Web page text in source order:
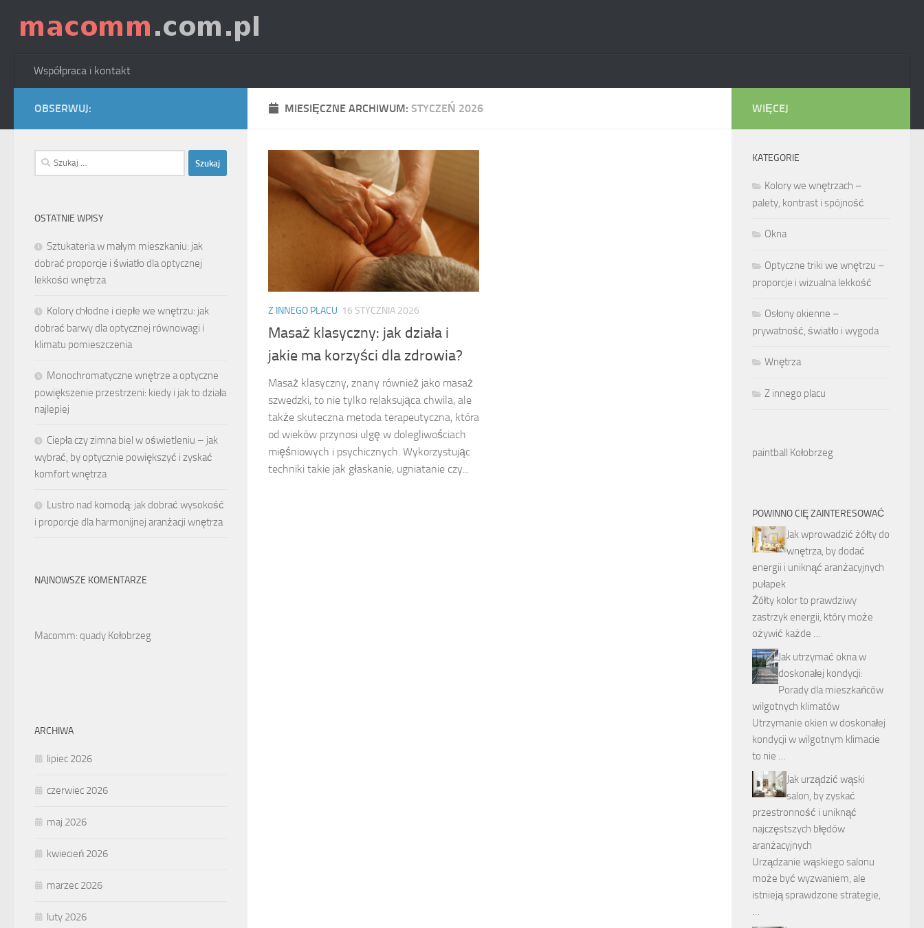
Skip to content
Współpraca i kontakt
MIESIĘCZNE ARCHIWUM: STYCZEŃ 2026
Z INNEGO PLACU 16 STYCZNIA 2026
Masaż klasyczny: jak działa i
jakie ma korzyści dla zdrowia?
Masaż klasyczny, znany również jako masaż
szwedzki, to nie tylko relaksująca chwila, ale
także skuteczna metoda terapeutyczna, która
od wieków przynosi ulgę w dolegliwościach
mięśniowych i psychicznych. Wykorzystując
techniki takie jak głaskanie, ugniatanie czy...
OBSERWUJ:
Szukaj:
OSTATNIE WPISY
Sztukateria w małym mieszkaniu: jak
dobrać proporcje i światło dla optycznej
lekkości wnętrza
Kolory chłodne i ciepłe we wnętrzu: jak
dobrać barwy dla optycznej równowagi i
klimatu pomieszczenia
Monochromatyczne wnętrze a optyczne
powiększenie przestrzeni: kiedy i jak to działa
najlepiej
Ciepła czy zimna biel w oświetleniu – jak
wybrać, by optycznie powiększyć i zyskać
komfort wnętrza
Lustro nad komodą: jak dobrać wysokość
i proporcje dla harmonijnej aranżacji wnętrza
NAJNOWSZE KOMENTARZE
Macomm: quady Kołobrzeg
ARCHIWA
lipiec 2026
czerwiec 2026
maj 2026
kwiecień 2026
marzec 2026
luty 2026
WIĘCEJ
KATEGORIE
Kolory we wnętrzach –
palety, kontrast i spójność
Okna
Optyczne triki we wnętrzu –
proporcje i wizualna lekkość
Osłony okienne –
prywatność, światło i wygoda
Wnętrza
Z innego placu
paintball Kołobrzeg
POWINNO CIĘ ZAINTERESOWAĆ
Jak wprowadzić żółty do
wnętrza, by dodać
energii i uniknąć aranżacyjnych
pułapek
Żółty kolor to prawdziwy
zastrzyk energii, który może
ożywić każde …
Jak utrzymać okna w
doskonałej kondycji:
Porady dla mieszkańców
wilgotnych klimatów
Utrzymanie okien w doskonałej
kondycji w wilgotnym klimacie
to nie …
Jak urządzić wąski
salon, by zyskać
przestronność i uniknąć
najczęstszych błędów
aranżacyjnych
Urządzanie wąskiego salonu
może być wyzwaniem, ale
istnieją sprawdzone strategie,
…